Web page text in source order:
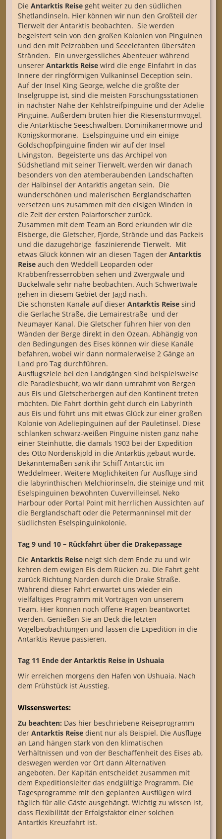
Die Antarktis Reise geht weiter zu den südlichen
Shetlandinseln. Hier können wir nun den Großteil der
Tierwelt der Antarktis beobachten. Sie werden
begeistert sein von den großen Kolonien von Pinguinen
und den mit Pelzrobben und Seeelefanten übersäten
Stränden. Ein unvergessliches Abenteuer während
unserer Antarktis Reise wird die enge Einfahrt in das
Innere der ringförmigen Vulkaninsel Deception sein.
Auf der Insel King George, welche die größte der
Inselgruppe ist, sind die meisten Forschungsstationen
in nächster Nähe der Kehlstreifpinguine und der Adelie
Pinguine. Außerdem brüten hier die Riesensturmvögel,
die Antarktische Seeschwalben, Dominikanermöwe und
Königskormorane. Eselspinguine und ein einige
Goldschopfpinguine finden wir auf der Insel
Livingston. Begeisterte uns das Archipel von
Südshetland mit seiner Tierwelt, werden wir danach
besonders von den atemberaubenden Landschaften
der Halbinsel der Antarktis angetan sein. Die
wunderschönen und malerischen Berglandschaften
versetzen uns zusammen mit den eisigen Winden in
die Zeit der ersten Polarforscher zurück.
Zusammen mit dem Team an Bord erkunden wir die
Eisberge, die Gletscher, Fjorde, Strände und das Packeis
und die dazugehörige faszinierende Tierwelt. Mit
etwas Glück können wir an diesen Tagen der Antarktis
Reise auch den Weddell Leoparden oder
Krabbenfresserrobben sehen und Zwergwale und
Buckelwale sehr nahe beobachten. Auch Schwertwale
gehen in diesem Gebiet der Jagd nach.
Die schönsten Kanäle auf dieser Antarktis Reise sind
die Gerlache Straße, die Lemairestraße und der
Neumayer Kanal. Die Gletscher führen hier von den
Wänden der Berge direkt in den Ozean. Abhängig von
den Bedingungen des Eises können wir diese Kanäle
befahren, wobei wir dann normalerweise 2 Gänge an
Land pro Tag durchführen.
Ausflugsziele bei den Landgängen sind beispielsweise
die Paradiesbucht, wo wir dann umrahmt von Bergen
aus Eis und Gletscherbergen auf den Kontinent treten
möchten. Die Fahrt dorthin geht durch ein Labyrinth
aus Eis und führt uns mit etwas Glück zur einer großen
Kolonie von Adeliepinguinen auf der Pauletinsel. Diese
schlanken schwarz-weißen Pinguine nisten ganz nahe
einer Steinhütte, die damals 1903 bei der Expedition
des Otto Nordenskjöld in die Antarktis gebaut wurde.
Bekanntemaßen sank ihr Schiff Antarctic im
Weddelmeer. Weitere Möglichkeiten für Ausflüge sind
die labyrinthischen Melchiorinseln, die steinige und mit
Eselspinguinen bewohnten Cuvervilleinsel, Neko
Harbour oder Portal Point mit herrlichen Aussichten auf
die Berglandschaft oder die Petermanninsel mit der
südlichsten Eselspinguinkolonie.
Tag 9 und 10 – Rückfahrt über die Drakepassage
Die Antarktis Reise neigt sich dem Ende zu und wir
kehren dem ewigen Eis dem Rücken zu. Die Fahrt geht
zurück Richtung Norden durch die Drake Straße.
Während dieser Fahrt erwartet uns wieder ein
vielfältiges Programm mit Vorträgen von unserem
Team. Hier können noch offene Fragen beantwortet
werden. Genießen Sie an Deck die letzten
Vogelbeobachtungen und lassen die Expedition in die
Antarktis Revue passieren.
Tag 11 Ende der Antarktis Reise in Ushuaia
Wir erreichen morgens den Hafen von Ushuaia. Nach
dem Frühstück ist Ausstieg.
Wissenswertes:
Zu beachten: Das hier beschriebene Reiseprogramm
der Antarktis Reise dient nur als Beispiel. Die Ausflüge
an Land hängen stark von den klimatischen
Verhältnissen und von der Beschaffenheit des Eises ab,
deswegen werden vor Ort dann Alternativen
angeboten. Der Kapitän entscheidet zusammen mit
dem Expeditionsleiter das endgültige Programm. Die
Tagesprogramme mit den geplanten Ausflügen wird
täglich für alle Gäste ausgehängt. Wichtig zu wissen ist,
dass Flexibilität der Erfolgsfaktor einer solchen
Antartkis Kreuzfahrt ist.